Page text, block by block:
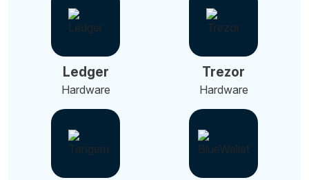
Ledger
Hardware
Trezor
Hardware